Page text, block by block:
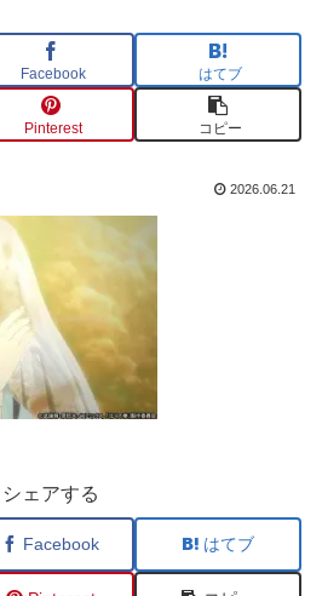
Facebook はてブ
Pinterest コピー
2026.06.21
シェアする
Facebook はてブ